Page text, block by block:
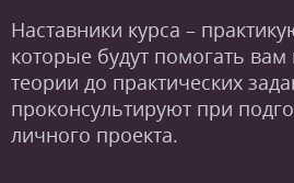
Наставники курса –
которые будут помогать
теории до практических
проконсультируют при
личного проекта.